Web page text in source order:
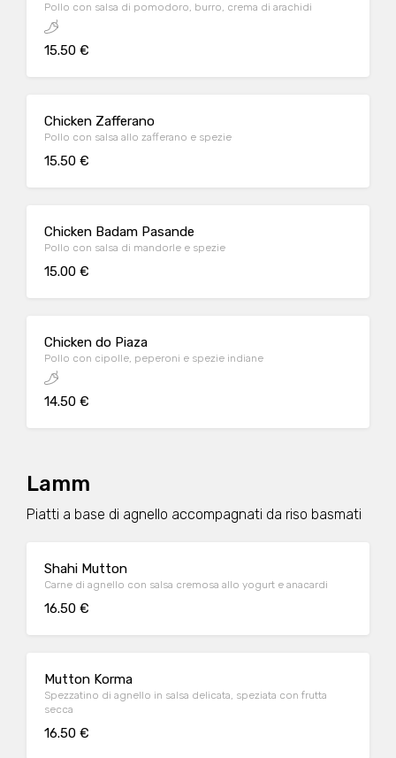
Pollo con salsa di pomodoro, burro, crema di arachidi
15.50 €
Chicken Zafferano
Pollo con salsa allo zafferano e spezie
15.50 €
Chicken Badam Pasande
Pollo con salsa di mandorle e spezie
15.00 €
Chicken do Piaza
Pollo con cipolle, peperoni e spezie indiane
14.50 €
Lamm
Piatti a base di agnello accompagnati da riso basmati
Shahi Mutton
Carne di agnello con salsa cremosa allo yogurt e anacardi
16.50 €
Mutton Korma
Spezzatino di agnello in salsa delicata, speziata con frutta
secca
16.50 €